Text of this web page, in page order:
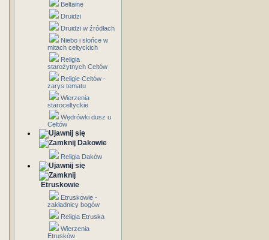
Beltaine
Druidzi
Druidzi w źródłach
Niebo i słońce w
mitach celtyckich
Religia
starożytnych Celtów
Religie Celtów -
zarys tematu
Wierzenia
staroceltyckie
Wędrówki dusz u
Celtów
Dakowie
Religia Daków
Etruskowie
Etruskowie -
zakładnicy bogów
Religia Etruska
Wierzenia
Etrusków